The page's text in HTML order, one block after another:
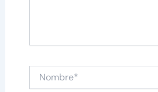
Nombre*